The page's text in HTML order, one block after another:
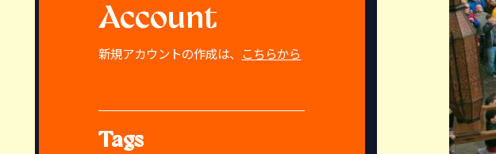
Account
新規アカウントの作成は、 こちらから
Tags